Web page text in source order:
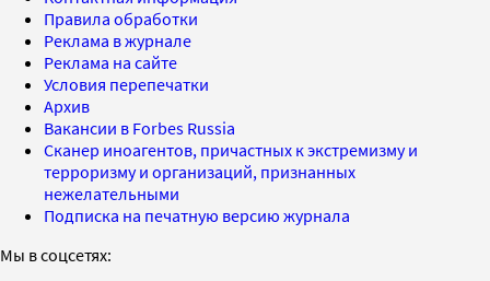
Правила обработки
Реклама в журнале
Реклама на сайте
Условия перепечатки
Архив
Вакансии в Forbes Russia
Сканер иноагентов, причастных к экстремизму и
терроризму и организаций, признанных
нежелательными
Подписка на печатную версию журнала
Мы в соцсетях: